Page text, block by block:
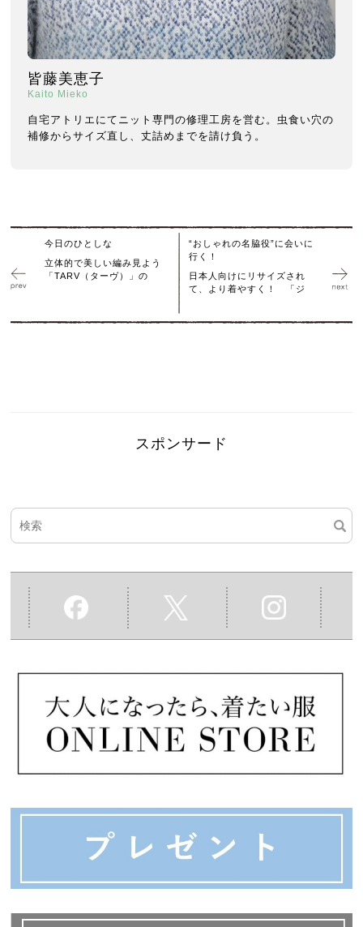
皆藤美恵子
Kaito Mieko
自宅アトリエにてニット専門の修理工房を営む。虫食い穴の
補修からサイズ直し、丈詰めまでを請け負う。
今日のひとしな
立体的で美しい編み見よう
「TARV（ターヴ）」の
“おしゃれの名脇役”に会いに
行く！
日本人向けにリサイズされ
て、より着やすく！ 「ジ
スポンサード